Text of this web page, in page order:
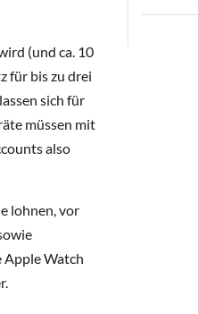
(und ca. 10
für bis zu drei
sich für
müssen mit
also
lohnen, vor
Apple Watch